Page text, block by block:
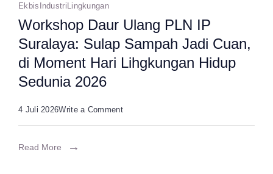
VII​
Ekbis Industri Lingkungan
Workshop Daur Ulang PLN IP
Suralaya: Sulap Sampah Jadi Cuan,
di Moment Hari Lihgkungan Hidup
Sedunia 2026
4 Juli 2026Write a Commenton
Workshop
Read More